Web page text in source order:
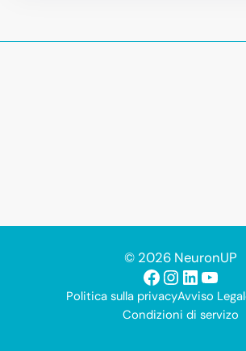
© 2026 NeuronUP
Facebook
Instagram
LinkedIn
Politica sulla privacyAvviso
Condizioni di servizo